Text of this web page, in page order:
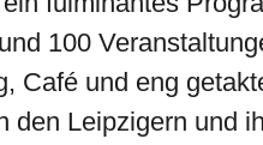
100
Café und eng
Leipzigern und